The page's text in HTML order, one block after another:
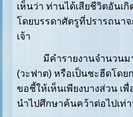
เห็นว่า ท่านได้เสียชีวิตอันเ
โดยบรรดาศัตรูที่ปรารถนา
เจ้า
มีคำรายงานจำนวนมา
(วะฟาต) หรือเป็นชะฮีดโด
ขอชี้ให้เห็นเพียงบางส่วน เ
นำไปศึกษาค้นคว้าต่อไปเท่